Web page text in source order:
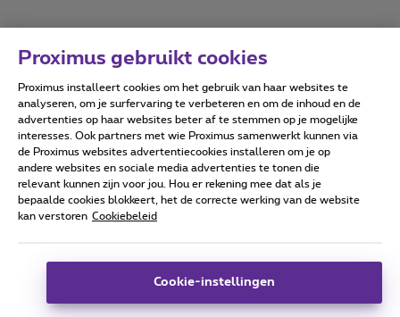
Forumvoorwaarden Accessibility statement
Alle rechten voorbehouden. © Proximus
Algemene voorwaarden, consumenteninfo
Deze website is gecreëerd en wordt beheerd conform het
Koning Albert II-laan 27 - B-1030 Brussel.
Proximus gebruikt cookies
Proximus installeert cookies om het gebruik van haar websites te
analyseren, om je surfervaring te verbeteren en om de inhoud en de
advertenties op haar websites beter af te stemmen op je mogelijke
interesses. Ook partners met wie Proximus samenwerkt kunnen via
de Proximus websites advertentiecookies installeren om je op
andere websites en sociale media advertenties te tonen die
relevant kunnen zijn voor jou. Hou er rekening mee dat als je
bepaalde cookies blokkeert, het de correcte werking van de website
kan verstoren Cookiebeleid
Cookie-instellingen